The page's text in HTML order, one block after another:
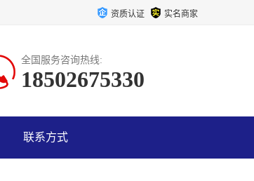
资质认证 实名商家
全国服务咨询热线:
18502675330
联系方式